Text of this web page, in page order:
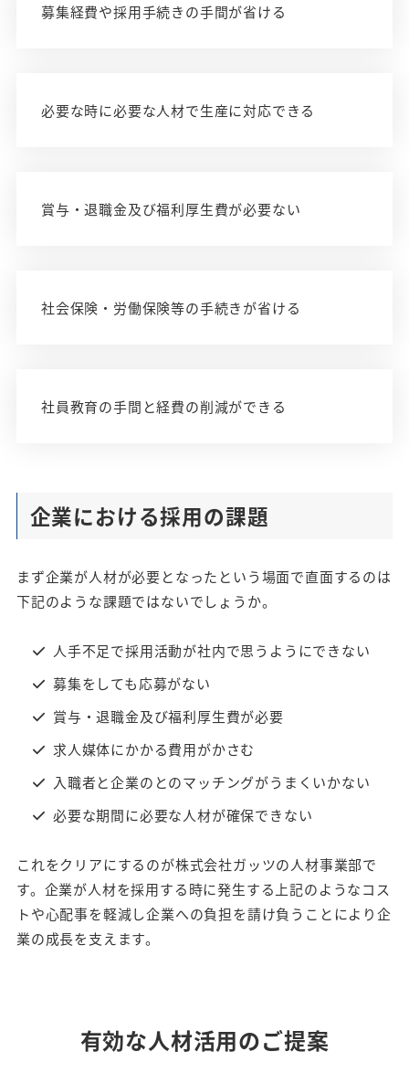
募集経費や採用手続きの手間が省ける
必要な時に必要な人材で生産に対応できる
賞与・退職金及び福利厚生費が必要ない
社会保険・労働保険等の手続きが省ける
社員教育の手間と経費の削減ができる
企業における採用の課題
まず企業が人材が必要となったという場面で直面するのは
下記のような課題ではないでしょうか。
人手不足で採用活動が社内で思うようにできない
募集をしても応募がない
賞与・退職金及び福利厚生費が必要
求人媒体にかかる費用がかさむ
入職者と企業のとのマッチングがうまくいかない
必要な期間に必要な人材が確保できない
これをクリアにするのが株式会社ガッツの人材事業部で
す。企業が人材を採用する時に発生する上記のようなコス
トや心配事を軽減し企業への負担を請け負うことにより企
業の成長を支えます。
有効な人材活用のご提案